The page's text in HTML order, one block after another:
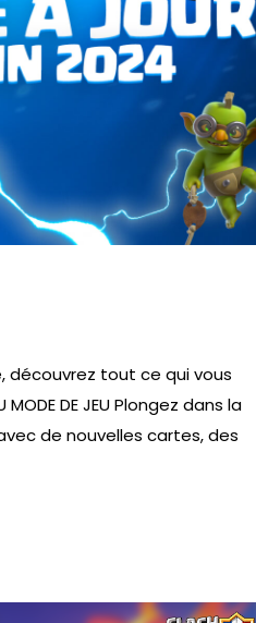
découvrez tout ce qui vous
DE JEU Plongez dans la
de nouvelles cartes, des